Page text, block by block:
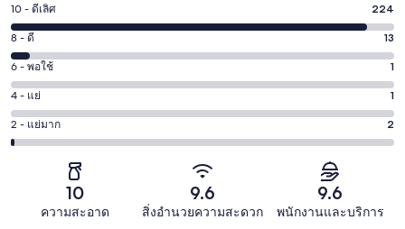
คะแนน
10
-
ดี
เลิศ
224
จาก
10 - ดีเลิศ 224
คะแนน
8
-
ดี
13
จาก
8 - ดี 13
คะแนน
6
-
พอใช้
1
6 - พอใช้ 1
คะแนน
4
-
4 - แย่ 1
คะแนน
2
2 - แย่มาก 2
10
ความสะอาด
9.6
สิ่งอำนวยความสะดวก
9.6
พนักงานและบริการ